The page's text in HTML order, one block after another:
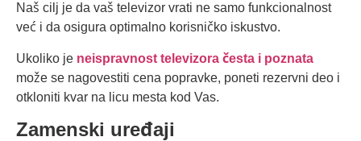
Naš cilj je da vaš televizor vrati ne samo funkcionalnost
već i da osigura optimalno korisničko iskustvo.
Ukoliko je neispravnost televizora česta i poznata
može se nagovestiti cena popravke, poneti rezervni deo i
otkloniti kvar na licu mesta kod Vas.
Zamenski uređaji